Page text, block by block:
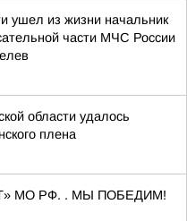
ушел из жизни начальник
части МЧС России
области удалось
плена
МО РФ. . МЫ ПОБЕДИМ!